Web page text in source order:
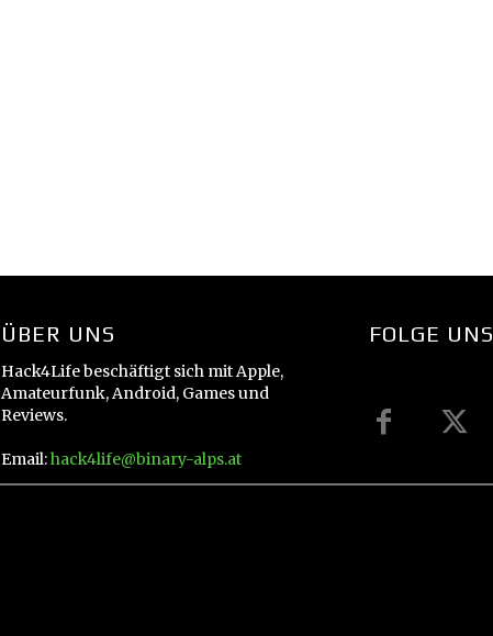
ÜBER UNS
Hack4Life beschäftigt sich mit Apple,
Amateurfunk, Android, Games und
Reviews.
Email:hack4life@binary-alps.at
FOLGE UNS